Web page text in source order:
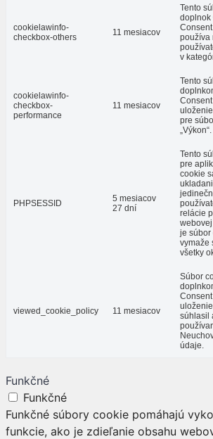
cookielawinfo-
checkbox-others
11 mesiacov
Tento
doplnok
používa
v
cookielawinfo-
checkbox-
performance
11 mesiacov
Tento
pre
„Výkon“.
PHPSESSID
5 mesiacov
27 dní
Tento
pre
cookie
relácie
je súbor
vymaže
všetky
viewed_cookie_policy 11 mesiacov
Súbor
súhlasil
údaje.
Funkčné
Funkčné
Funkčné súbory cookie pomáhajú
funkcie, ako je zdieľanie obsahu